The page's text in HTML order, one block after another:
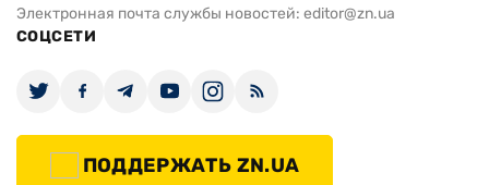
Электронная почта службы новостей: editor@zn.ua
СОЦСЕТИ
ПОДДЕРЖАТЬ ZN.UA